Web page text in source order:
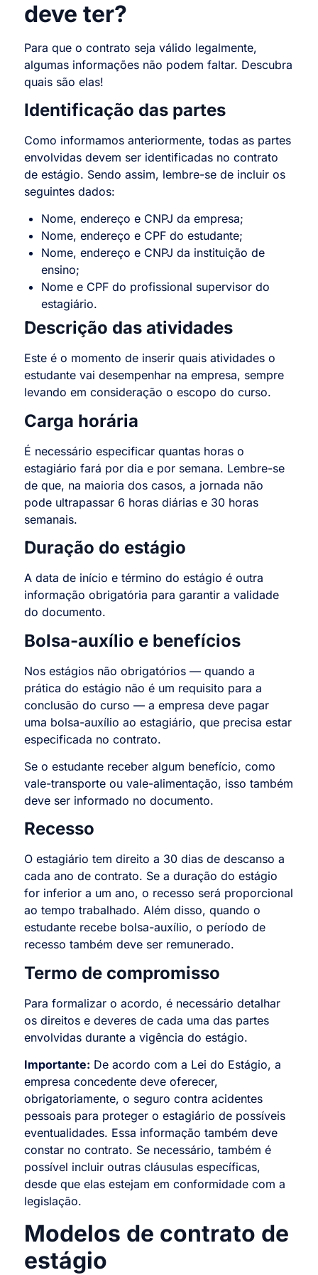
deve ter?
Para que o contrato seja válido legalmente,
algumas informações não podem faltar. Descubra
quais são elas!
Identificação das partes
Como informamos anteriormente, todas as partes
envolvidas devem ser identificadas no contrato
de estágio. Sendo assim, lembre-se de incluir os
seguintes dados:
Nome, endereço e CNPJ da empresa;
Nome, endereço e CPF do estudante;
Nome, endereço e CNPJ da instituição de
ensino;
Nome e CPF do profissional supervisor do
estagiário.
Descrição das atividades
Este é o momento de inserir quais atividades o
estudante vai desempenhar na empresa, sempre
levando em consideração o escopo do curso.
Carga horária
É necessário especificar quantas horas o
estagiário fará por dia e por semana. Lembre-se
de que, na maioria dos casos, a jornada não
pode ultrapassar 6 horas diárias e 30 horas
semanais.
Duração do estágio
A data de início e término do estágio é outra
informação obrigatória para garantir a validade
do documento.
Bolsa-auxílio e benefícios
Nos estágios não obrigatórios — quando a
prática do estágio não é um requisito para a
conclusão do curso — a empresa deve pagar
uma bolsa-auxílio ao estagiário, que precisa estar
especificada no contrato.
Se o estudante receber algum benefício, como
vale-transporte ou vale-alimentação, isso também
deve ser informado no documento.
Recesso
O estagiário tem direito a 30 dias de descanso a
cada ano de contrato. Se a duração do estágio
for inferior a um ano, o recesso será proporcional
ao tempo trabalhado. Além disso, quando o
estudante recebe bolsa-auxílio, o período de
recesso também deve ser remunerado.
Termo de compromisso
Para formalizar o acordo, é necessário detalhar
os direitos e deveres de cada uma das partes
envolvidas durante a vigência do estágio.
Importante: De acordo com a Lei do Estágio, a
empresa concedente deve oferecer,
obrigatoriamente, o seguro contra acidentes
pessoais para proteger o estagiário de possíveis
eventualidades. Essa informação também deve
constar no contrato. Se necessário, também é
possível incluir outras cláusulas específicas,
desde que elas estejam em conformidade com a
legislação.
Modelos de contrato de
estágio